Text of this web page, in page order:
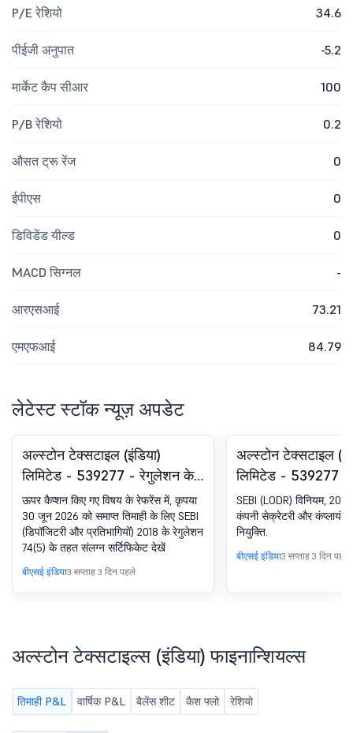
P/E रेशियो 34.6
पीईजी अनुपात -5.2
मार्केट कैप सीआर 100
P/B रेशियो 0.2
औसत ट्रू रेंज 0
ईपीएस 0
डिविडेंड यील्ड 0
MACD सिग्नल -
आरएसआई 73.21
एमएफआई 84.79
लेटेस्ट स्टॉक न्यूज़ अपडेट
अल्स्टोन टेक्सटाइल (इंडिया)
लिमिटेड - 539277 - रेगुलेशन के
तहत कम्प्लायंस-सर्टिफिकेट. SEBI
(DP) विनियम, 2018 का 74(5)
ऊपर कैप्शन किए गए विषय के रेफरेंस में, कृपया
30 जून 2026 को समाप्त तिमाही के लिए SEBI
(डिपॉजिटरी और प्रतिभागियों) 2018 के रेगुलेशन
74(5) के तहत संलग्न सर्टिफिकेट देखें
बीएसई इंडिया3 सप्ताह 3 दिन पहले
अल्स्टोन टेक्सटाइल
लिमिटेड - 539277 -
सेक्रेटरी और
नियुक्ति
SEBI (LODR) विनियम,
कंपनी सेक्रेटरी और कंप्लायंस
नियुक्ति.
बीएसई इंडिया3 सप्ताह 3 दिन पहले
अल्स्टोन टेक्सटाइल्स (इंडिया) फाइनान्शियल्स
तिमाही P&L वार्षिक P&L बैलेंस शीट कैश फ्लो रेशियो